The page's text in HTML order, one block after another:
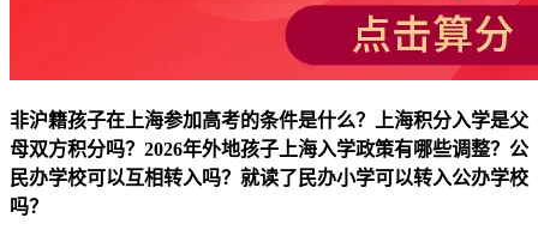
非沪籍孩子在上海参加高考的条件是什么？上海积分入学是父
母双方积分吗？2026年外地孩子上海入学政策有哪些调整？ 公
民办学校可以互相转入吗？就读了民办小学可以转入公办学校
吗？